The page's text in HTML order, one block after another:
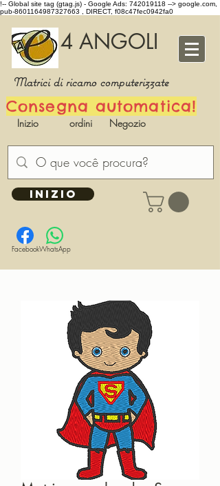
!-- Global site tag (gtag.js) - Google Ads: 742019118 --> google.com,
pub-8601164987327663 , DIRECT, f08c47fec0942fa0
4 ANGOLI
Matrici di ricamo computerizzate
Consegna automatica!
Inizio ordini Negozio
INIZIO
FacebookWhatsApp